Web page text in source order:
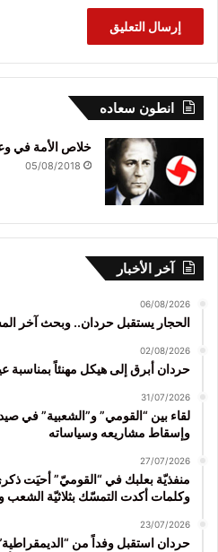
انطون سعاده
خلاص الأمة في
05/08/2018
آخر الأخبار
06/08/2026
الحجار يستقبل حردان.. وبحث آخر
02/08/2026
حردان أبرق إلى هيكل مهنئاً بمناسبة
31/07/2026
لقاء بين “القومي” و”الشعبية” في
وإسقاط مشاريعه وسياساته
27/07/2026
منفذيّة بعلبك في “القوميّ” أحيَت
وكلمات أكدت التمسّك بثلاثيّة الشعب
23/07/2026
حردان استقبل وفداً من